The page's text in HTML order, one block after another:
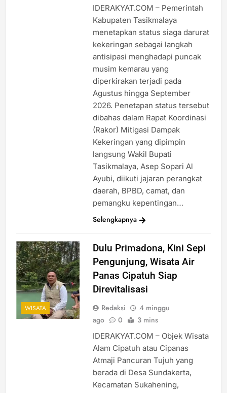
IDERAKYAT.COM – Pemerintah
Kabupaten Tasikmalaya
menetapkan status siaga darurat
kekeringan sebagai langkah
antisipasi menghadapi puncak
musim kemarau yang
diperkirakan terjadi pada
Agustus hingga September
2026. Penetapan status tersebut
dibahas dalam Rapat Koordinasi
(Rakor) Mitigasi Dampak
Kekeringan yang dipimpin
langsung Wakil Bupati
Tasikmalaya, Asep Sopari Al
Ayubi, diikuti jajaran perangkat
daerah, BPBD, camat, dan
pemangku kepentingan…
Selengkapnya
WISATA
Dulu Primadona, Kini Sepi
Pengunjung, Wisata Air
Panas Cipatuh Siap
Direvitalisasi
Redaksi
4 minggu
ago
0 3 mins
IDERAKYAT.COM – Objek Wisata
Alam Cipatuh atau Cipanas
Atmaji Pancuran Tujuh yang
berada di Desa Sundakerta,
Kecamatan Sukahening,